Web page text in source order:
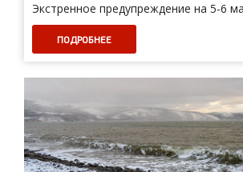
Экстренное предупреждение на 5-6
ПОДРОБНЕЕ